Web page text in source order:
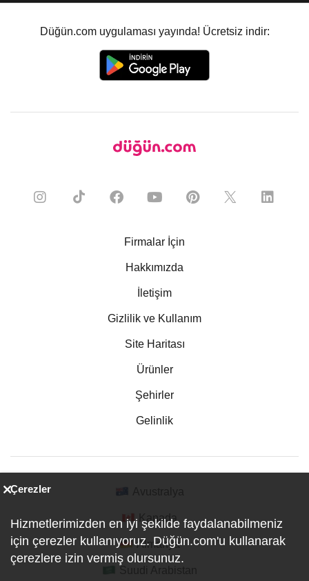
Düğün.com uygulaması yayında! Ücretsiz indir:
Firmalar İçin
Hakkımızda
İletişim
Gizlilik ve Kullanım
Site Haritası
Ürünler
Şehirler
Gelinlik
Kanada
Almanya
Çerezler
Hizmetlerimizden en iyi şekilde faydalanabilmeniz
için çerezler kullanıyoruz. Düğün.com'u kullanarak
çerezlere izin vermiş olursunuz.